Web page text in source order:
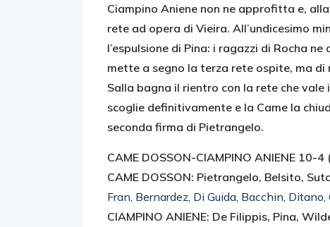
Ciampino Aniene non ne approfitta e,
rete ad opera di Vieira. All’undicesimo
l’espulsione di Pina: i ragazzi di Rocha
mette a segno la terza rete ospite, ma
Salla bagna il rientro con la rete che
scoglie definitivamente e la Came la
seconda firma di Pietrangelo.
CAME DOSSON-CIAMPINO ANIENE 10-
CAME DOSSON: Pietrangelo, Belsito,
Fran, Bernardez, Di Guida, Bacchin,
CIAMPINO ANIENE: De Filippis, Pina,